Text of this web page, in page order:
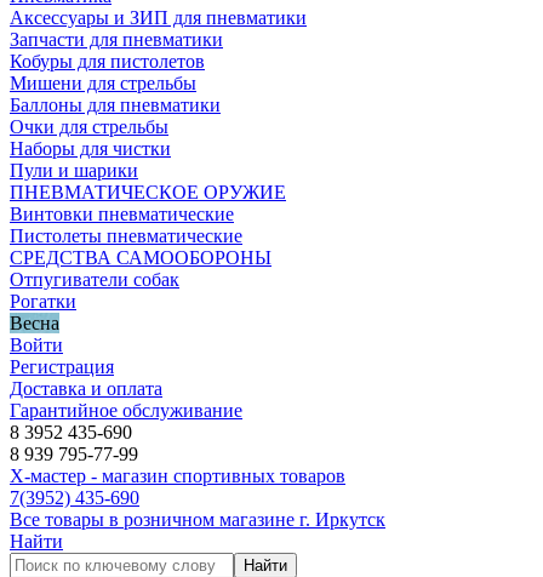
Аксессуары и ЗИП для пневматики
Запчасти для пневматики
Кобуры для пистолетов
Мишени для стрельбы
Баллоны для пневматики
Очки для стрельбы
Наборы для чистки
Пули и шарики
ПНЕВМАТИЧЕСКОЕ ОРУЖИЕ
Винтовки пневматические
Пистолеты пневматические
СРЕДСТВА САМООБОРОНЫ
Отпугиватели собак
Рогатки
Весна
Войти
Регистрация
Доставка и оплата
Гарантийное обслуживание
8 3952 435-690
8 939 795-77-99
Х-мастер - магазин спортивных товаров
7(3952) 435-690
Все товары в розничном магазине г. Иркутск
Найти
Найти